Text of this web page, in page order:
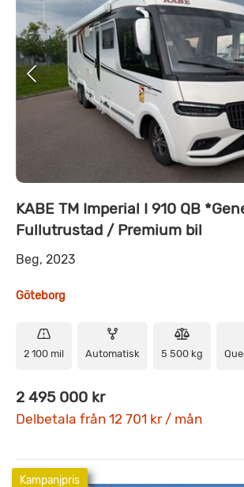
KABE TM Imperial I 910 QB
Fullutrustad / Premium bil
Beg, 2023
Göteborg
2 100 mil Automatisk 5 500 kg
2 495 000 kr
Delbetala från 12 701 kr / mån
Kampanjpris